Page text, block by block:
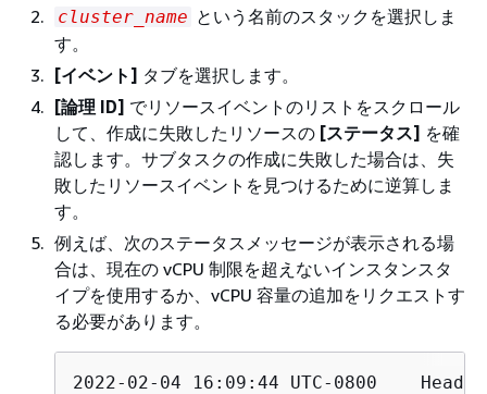
cluster_name という名前のスタックを選択しま
す。
[イベント] タブを選択します。
[論理 ID] でリソースイベントのリストをスクロール
して、作成に失敗したリソースの [ステータス] を確
認します。サブタスクの作成に失敗した場合は、失
敗したリソースイベントを見つけるために逆算しま
す。
例えば、次のステータスメッセージが表示される場
合は、現在の vCPU 制限を超えないインスタンスタ
イプを使用するか、vCPU 容量の追加をリクエストす
る必要があります。
2022-02-04 16:09:44 UTC-0800	HeadNode	CREATE_FAILED	You have requested more vCPU capacity than your current vCPU limit of 0 allows